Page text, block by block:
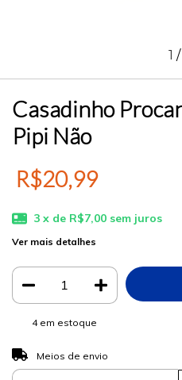
1 /
Casadinho
Pipi Não
R$20,99
3 x de R$7,00 sem juros
Ver mais detalhes
4em estoque
Entregas para o CEP:
Meios de envio